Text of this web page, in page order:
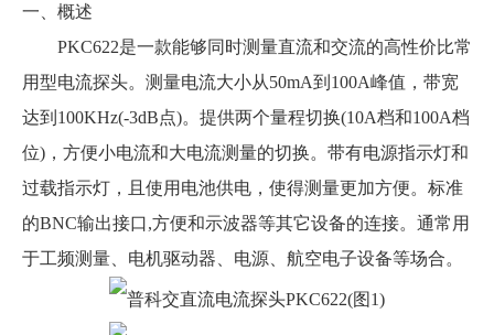
一、概述
PKC622是一款能够同时测量直流和交流的高性价比常
用型电流探头。测量电流大小从50mA到100A峰值，带宽
达到100KHz(-3dB点)。提供两个量程切换(10A档和100A档
位)，方便小电流和大电流测量的切换。带有电源指示灯和
过载指示灯，且使用电池供电，使得测量更加方便。标准
的BNC输出接口,方便和示波器等其它设备的连接。通常用
于工频测量、电机驱动器、电源、航空电子设备等场合。